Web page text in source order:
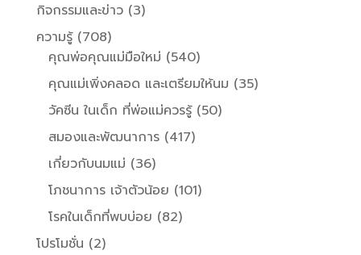
กิจกรรมและข่าว(3)
ความรู้(708)
คุณพ่อคุณแม่มือใหม่ (540)
คุณแม่เพิ่งคลอด และเตรียมให้นม (35)
วัคซีน ในเด็ก ที่พ่อแม่ควรรู้(50)
สมองและพัฒนาการ(417)
เกี่ยวกับนมแม่ (36)
โภชนาการ เจ้าตัวน้อย (101)
โรคในเด็กที่พบบ่อย (82)
โปรโมชั่น (2)